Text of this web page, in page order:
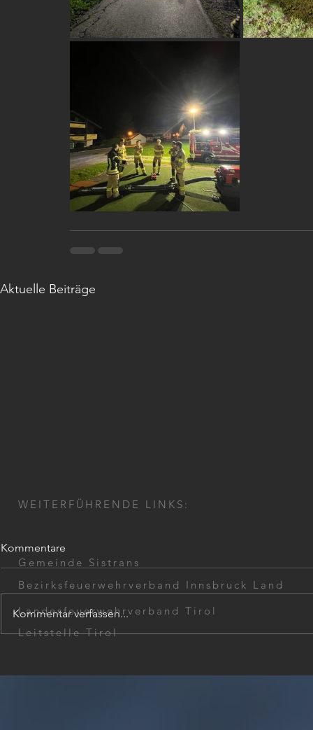
Aktuelle Beiträge
Kommentare
Kommentar verfassen...
WEITERFÜHRENDE LINKS:
Gemeinde Sistrans
Bezirksfeuerwehrverband Innsbruck Land
Landesfeuerwehrverband Tirol
Leitstelle Tirol